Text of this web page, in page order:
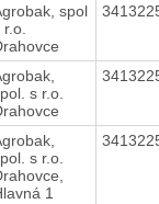
spol
r.o.
s r.o.
s r.o.
1